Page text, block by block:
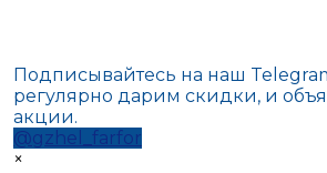
Подписывайтесь на наш
регулярно дарим скидки, и
акции.
@gzhel_farfor
×